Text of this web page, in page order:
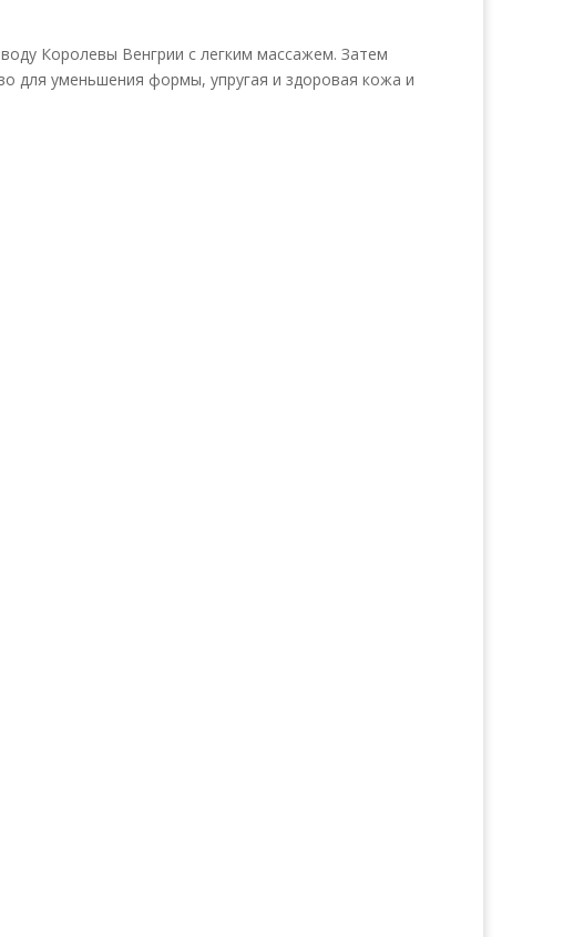
Королевы Венгрии с легким массажем. Затем
для уменьшения формы, упругая и здоровая кожа и